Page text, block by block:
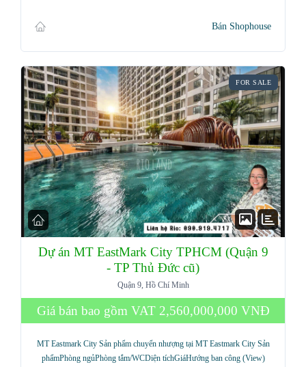
Bán Shophouse
FOR SALE
Dự án MT EastMark City TPHCM (Quận 9
- TP Thủ Đức cũ)
Quận 9, Hồ Chí Minh
Giá bán bao gồm VAT 2,560,000,000 VNĐ
MT Eastmark City Sản phẩm chuyển nhượng tại MT Eastmark City Sản
phẩmPhòng ngủPhòng tắm/WCDiện tíchGiáHướng ban công (View)